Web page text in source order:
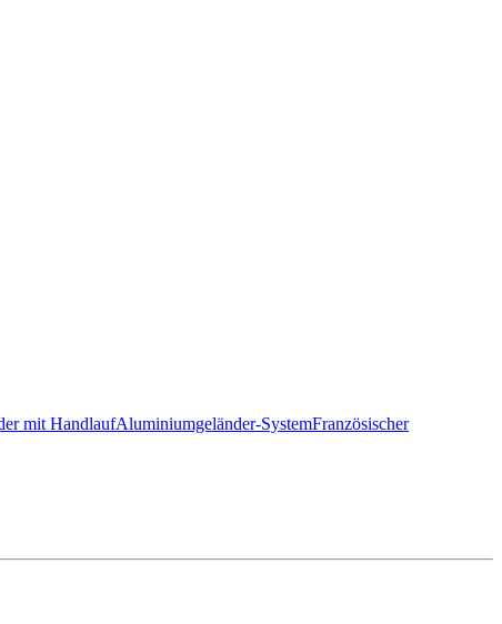
mit HandlaufAluminiumgeländer-SystemFranzösischer